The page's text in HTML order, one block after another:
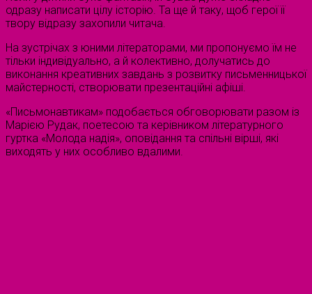
одразу написати цілу історію. Та ще й таку, щоб герої її
твору відразу захопили читача.
На зустрічах з юними літераторами, ми пропонуємо їм не
тільки індивідуально, а й колективно, долучатись до
виконання креативних завдань з розвитку письменницької
майстерності, створювати презентаційні афіші.
«Письмонавтикам» подобається обговорювати разом із
Марією Рудак, поетесою та керівником літературного
гуртка «Молода надія», оповідання та спільні вірші, які
виходять у них особливо вдалими.